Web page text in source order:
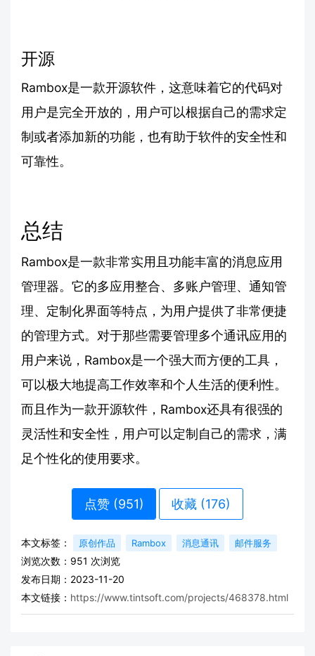
开源
Rambox是一款开源软件，这意味着它的代码对
用户是完全开放的，用户可以根据自己的需求定
制或者添加新的功能，也有助于软件的安全性和
可靠性。
总结
Rambox是一款非常实用且功能丰富的消息应用
管理器。它的多应用整合、多账户管理、通知管
理、定制化界面等特点，为用户提供了非常便捷
的管理方式。对于那些需要管理多个通讯应用的
用户来说，Rambox是一个强大而方便的工具，
可以极大地提高工作效率和个人生活的便利性。
而且作为一款开源软件，Rambox还具有很强的
灵活性和安全性，用户可以定制自己的需求，满
足个性化的使用要求。
点赞 (951) 收藏 (176)
本文标签： 原创作品 Rambox 消息通讯 邮件服务
浏览次数： 951 次浏览
发布日期：2023-11-20
本文链接： https://www.tintsoft.com/projects/468378.html